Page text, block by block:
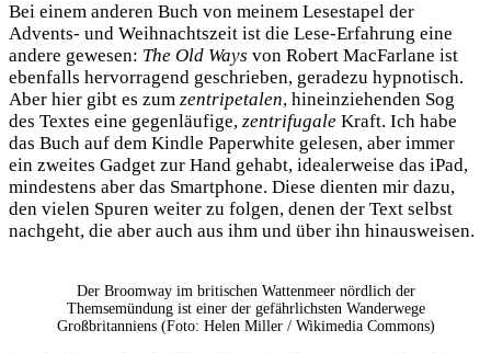
Bei einem anderen Buch von meinem Lesestapel der
Advents- und Weihnachtszeit ist die Lese-Erfahrung eine
andere gewesen: The Old Ways von Robert MacFarlane ist
ebenfalls hervorragend geschrieben, geradezu hypnotisch.
Aber hier gibt es zum zentripetalen, hineinziehenden Sog
des Textes eine gegenläufige, zentrifugale Kraft. Ich habe
das Buch auf dem Kindle Paperwhite gelesen, aber immer
ein zweites Gadget zur Hand gehabt, idealerweise das iPad,
mindestens aber das Smartphone. Diese dienten mir dazu,
den vielen Spuren weiter zu folgen, denen der Text selbst
nachgeht, die aber auch aus ihm und über ihn hinausweisen.
Der Broomway im britischen Wattenmeer nördlich der
Themsemündung ist einer der gefährlichsten Wanderwege
Großbritanniens (Foto: Helen Miller / Wikimedia Commons)